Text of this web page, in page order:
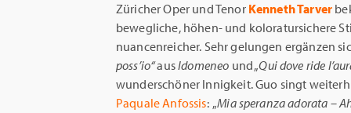
Züricher Oper und TenorKenneth Tarver
bewegliche, höhen- und koloratursichere
nuancenreicher. Sehr gelungen ergänzen
poss’io“ausIdomeneo und „Qui dove ride
wunderschöner Innigkeit. Guo singt
Paquale Anfossis: „Mia speranza adorata –